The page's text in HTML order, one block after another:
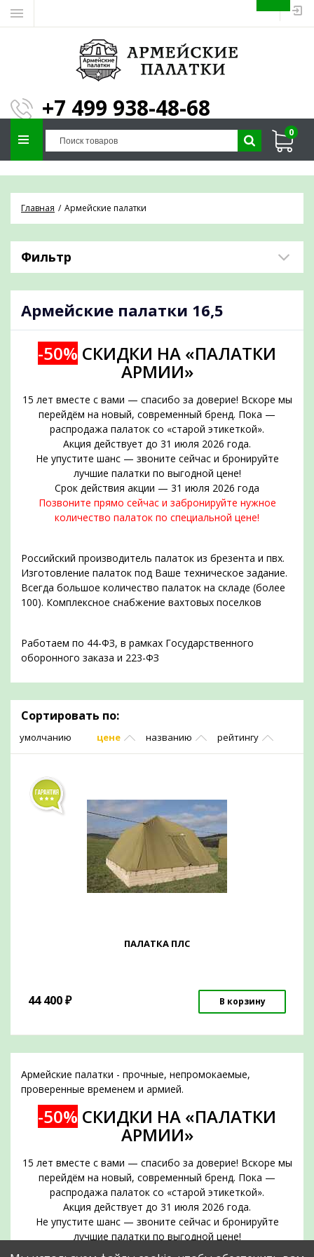
+7 499 938-48-68
0
Главная Армейские палатки
Фильтр
Армейские палатки 16,5
-50% СКИДКИ НА «ПАЛАТКИ
АРМИИ»
15 лет вместе с вами — спасибо за доверие! Вскоре мы
перейдём на новый, современный бренд. Пока —
распродажа палаток со «старой этикеткой».
Акция действует до 31 июля 2026 года.
Не упустите шанс — звоните сейчас и бронируйте
лучшие палатки по выгодной цене!
Срок действия акции — 31 июля 2026 года
Позвоните прямо сейчас и забронируйте нужное
количество палаток по специальной цене!
Российский производитель палаток из брезента и пвх.
Изготовление палаток под Ваше техническое задание.
Всегда большое количество палаток на складе (более
100). Комплексное снабжение вахтовых поселков
Работаем по 44-ФЗ, в рамках Государственного
оборонного заказа и 223-ФЗ
Сортировать по:
умолчанию цене названию рейтингу
ПАЛАТКА ПЛС
44 400₽ В корзину
Армейские палатки - прочные, непромокаемые,
проверенные временем и армией.
-50% СКИДКИ НА «ПАЛАТКИ
АРМИИ»
15 лет вместе с вами — спасибо за доверие! Вскоре мы
перейдём на новый, современный бренд. Пока —
распродажа палаток со «старой этикеткой».
Акция действует до 31 июля 2026 года.
Не упустите шанс — звоните сейчас и бронируйте
лучшие палатки по выгодной цене!
Срок действия акции — до 31 июля 2026 года
ЗАПОЛНИТЕ ФОРМУ И
МЫ ПОДБЕРЕМ
ПАЛАТКУ ПОД ВАШИ
ПАРАМЕТРЫ!
Отправим предложение на почту и
проконсультируем по любым вопросам
подобрать